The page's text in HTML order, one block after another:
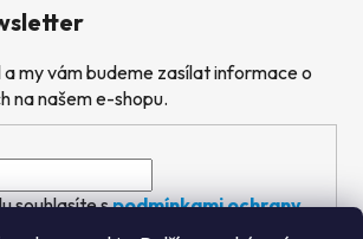
my vám budeme zasílat informace o
na našem e-shopu.
souhlasíte spodmínkami ochrany